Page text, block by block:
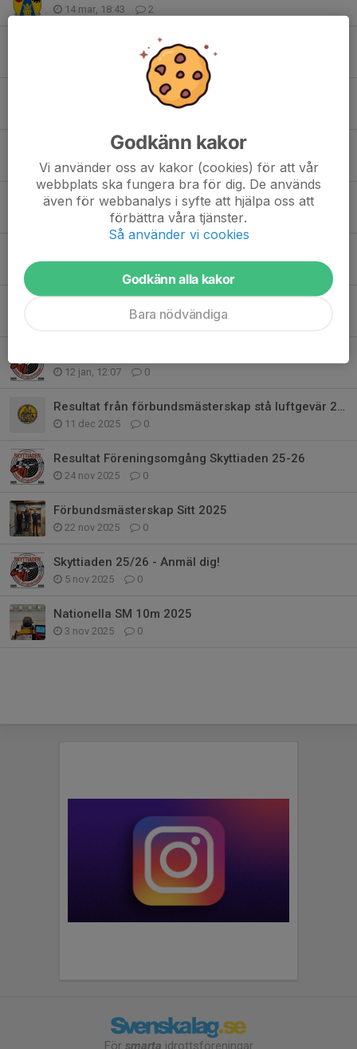
14 mar, 18:43 2
Resultat från Skyttiadens Riksfinal 2025-2026
0
Resultat från Linköpingsträffen
28 feb, 21:12 0
Resultat från Nyköping Open och Solnaträffen
16 feb, 18:18 0
0
12 jan, 12:07 0
Resultat från förbundsmästerskap stå luftgevär 2025
11 dec 2025 0
Resultat Föreningsomgång Skyttiaden 25-26
24 nov 2025 0
Förbundsmästerskap Sitt 2025
22 nov 2025 0
Skyttiaden 25/26 - Anmäl dig!
5 nov 2025 0
Nationella SM 10m 2025
3 nov 2025 0
För smarta idrottsföreningar
Godkänn kakor
Vi använder oss av kakor (cookies) för att vår
webbplats ska fungera bra för dig. De används
även för webbanalys i syfte att hjälpa oss att
förbättra våra tjänster.
Så använder vi cookies
Godkänn alla kakor
Bara nödvändiga